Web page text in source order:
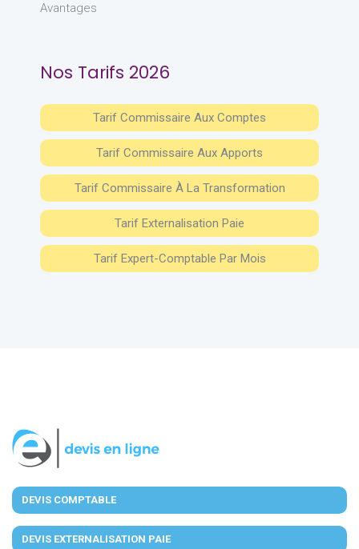
Avantages
Nos Tarifs 2026
Tarif Commissaire Aux Comptes
Tarif Commissaire Aux Apports
Tarif Commissaire À La Transformation
Tarif Externalisation Paie
Tarif Expert-Comptable Par Mois
DEVIS COMPTABLE
DEVIS EXTERNALISATION PAIE